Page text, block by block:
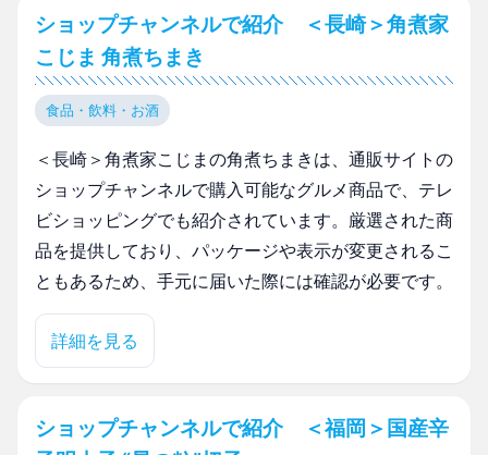
ショップチャンネルで紹介 ＜長崎＞角煮家
こじま 角煮ちまき
食品・飲料・お酒
＜長崎＞角煮家こじまの角煮ちまきは、通販サイトの
ショップチャンネルで購入可能なグルメ商品で、テレ
ビショッピングでも紹介されています。厳選された商
品を提供しており、パッケージや表示が変更されるこ
ともあるため、手元に届いた際には確認が必要です。
詳細を見る
ショップチャンネルで紹介 ＜福岡＞国産辛